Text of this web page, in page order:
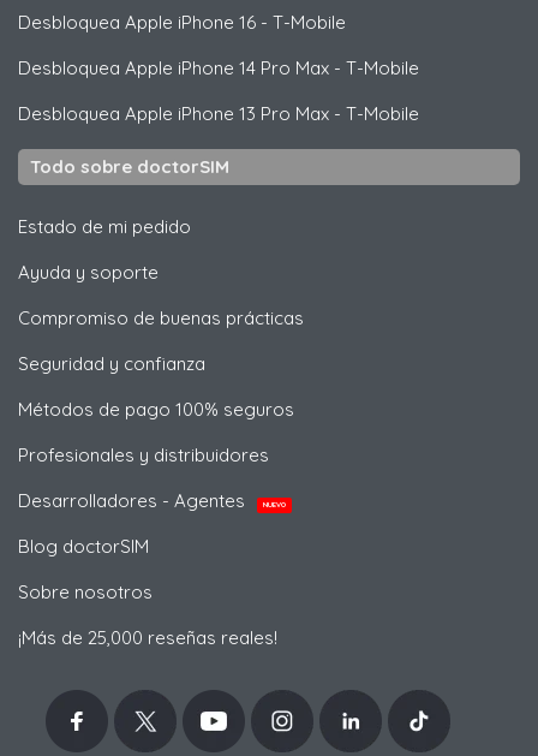
Desbloquea Apple iPhone 16 - T-Mobile
Desbloquea Apple iPhone 14 Pro Max - T-Mobile
Desbloquea Apple iPhone 13 Pro Max - T-Mobile
Todo sobre doctorSIM
Estado de mi pedido
Ayuda y soporte
Compromiso de buenas prácticas
Seguridad y confianza
Métodos de pago 100% seguros
Profesionales y distribuidores
Desarrolladores - Agentes
NUEVO
Blog doctorSIM
Sobre nosotros
¡Más de 25,000 reseñas reales!